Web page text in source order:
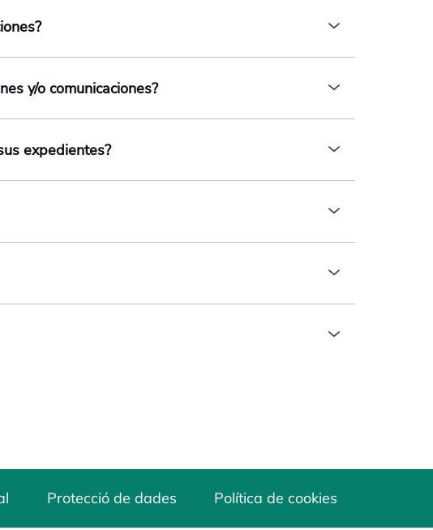
y/o comunicaciones?
expedientes?
Protecció de dades Política de cookies